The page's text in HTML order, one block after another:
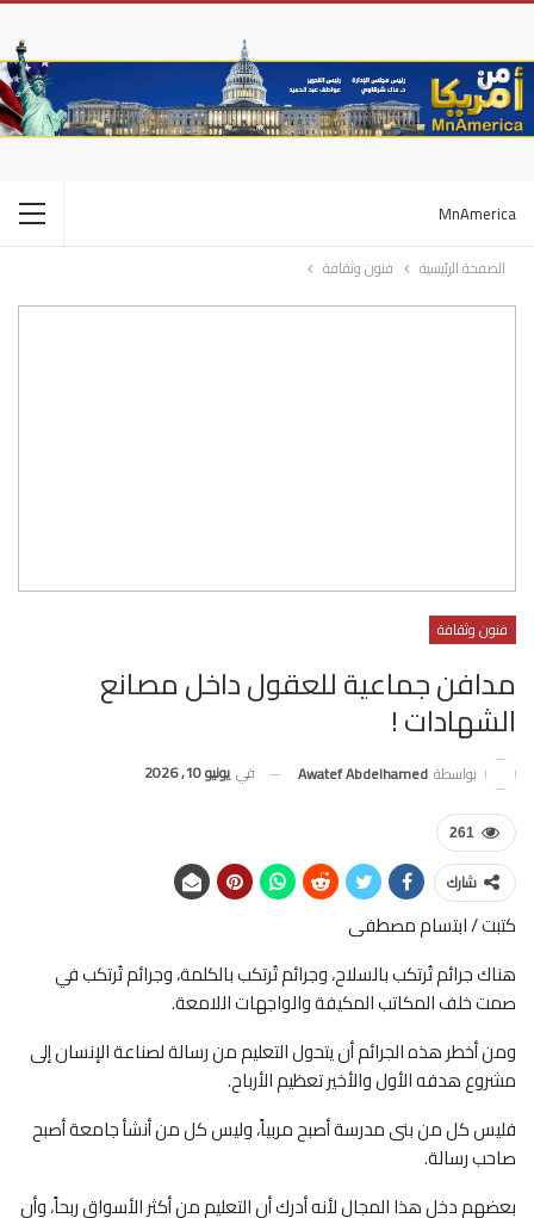
MnAmerica
الصفحة الرئيسية فنون وثقافة
فنون وثقافة
مدافن جماعية للعقول داخل مصانع
الشهادات !
بواسطة Awatef Abdelhamed في يونيو 10, 2026
261
شارك
كتبت / ابتسام مصطفى
هناك جرائم تُرتكب بالسلاح، وجرائم تُرتكب بالكلمة، وجرائم تُرتكب في
صمت خلف المكاتب المكيفة والواجهات اللامعة.
ومن أخطر هذه الجرائم أن يتحول التعليم من رسالة لصناعة الإنسان إلى
مشروع هدفه الأول والأخير تعظيم الأرباح.
فليس كل من بنى مدرسة أصبح مربياً، وليس كل من أنشأ جامعة أصبح
صاحب رسالة.
بعضهم دخل هذا المجال لأنه أدرك أن التعليم من أكثر الأسواق ربحاً، وأن